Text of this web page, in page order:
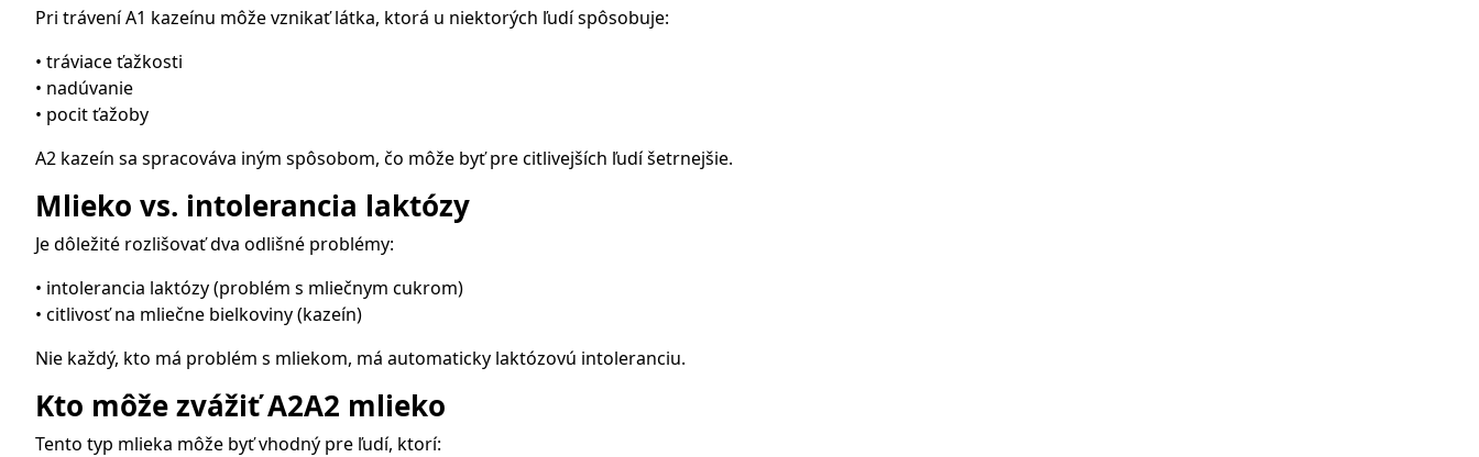
Pri trávení A1 kazeínu môže vznikať látka, ktorá u niektorých ľudí spôsobuje:
• tráviace ťažkosti
• nadúvanie
• pocit ťažoby
A2 kazeín sa spracováva iným spôsobom, čo môže byť pre citlivejších ľudí šetrnejšie.
Mlieko vs. intolerancia laktózy
Je dôležité rozlišovať dva odlišné problémy:
• intolerancia laktózy (problém s mliečnym cukrom)
• citlivosť na mliečne bielkoviny (kazeín)
Nie každý, kto má problém s mliekom, má automaticky laktózovú intoleranciu.
Kto môže zvážiť A2A2 mlieko
Tento typ mlieka môže byť vhodný pre ľudí, ktorí: